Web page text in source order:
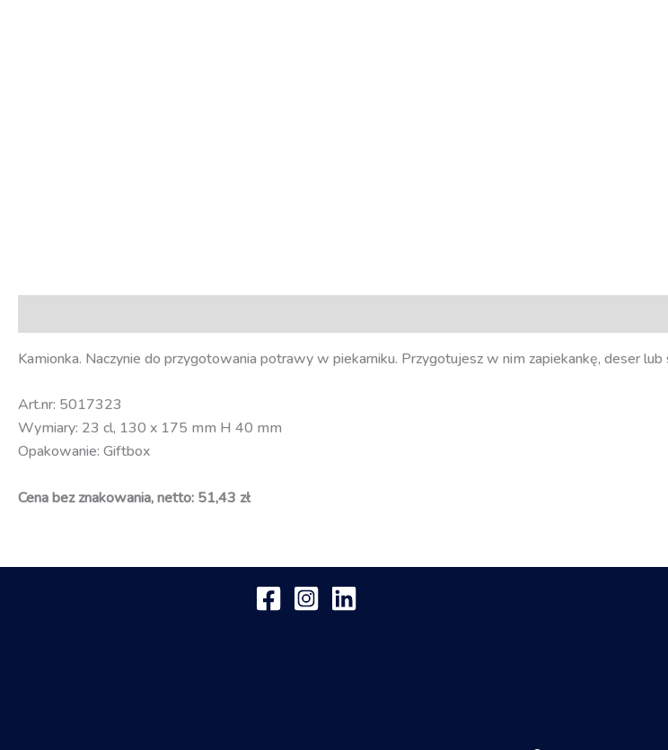
Kamionka. Naczynie do przygotowania potrawy w piekarniku. Przygotujesz w nim zapiekankę, deser
Art.nr: 5017323
Wymiary: 23 cl, 130 x 175 mm H 40 mm
Opakowanie: Giftbox
Cena bez znakowania, netto: 51,43 zł